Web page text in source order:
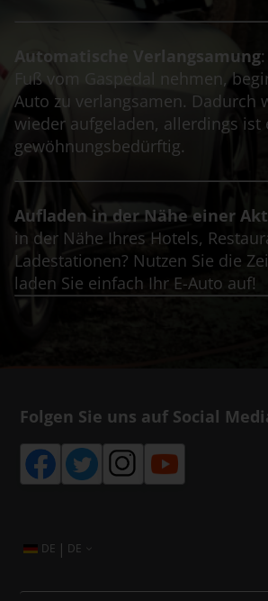
Automatische Verlangsamung
Fuß vom Gaspedal nehmen,
Auto zu verlangsamen. Dadurch
wieder aufgeladen, allerdings ist
gewöhnungsbedürftig.
Aufladen in der Nähe einer
in der Nähe Ihres Hotels,
Ladestationen? Nutzen Sie die
laden Sie einfach Ihr E-Auto auf!
Folgen Sie uns auf Social
DE | DE